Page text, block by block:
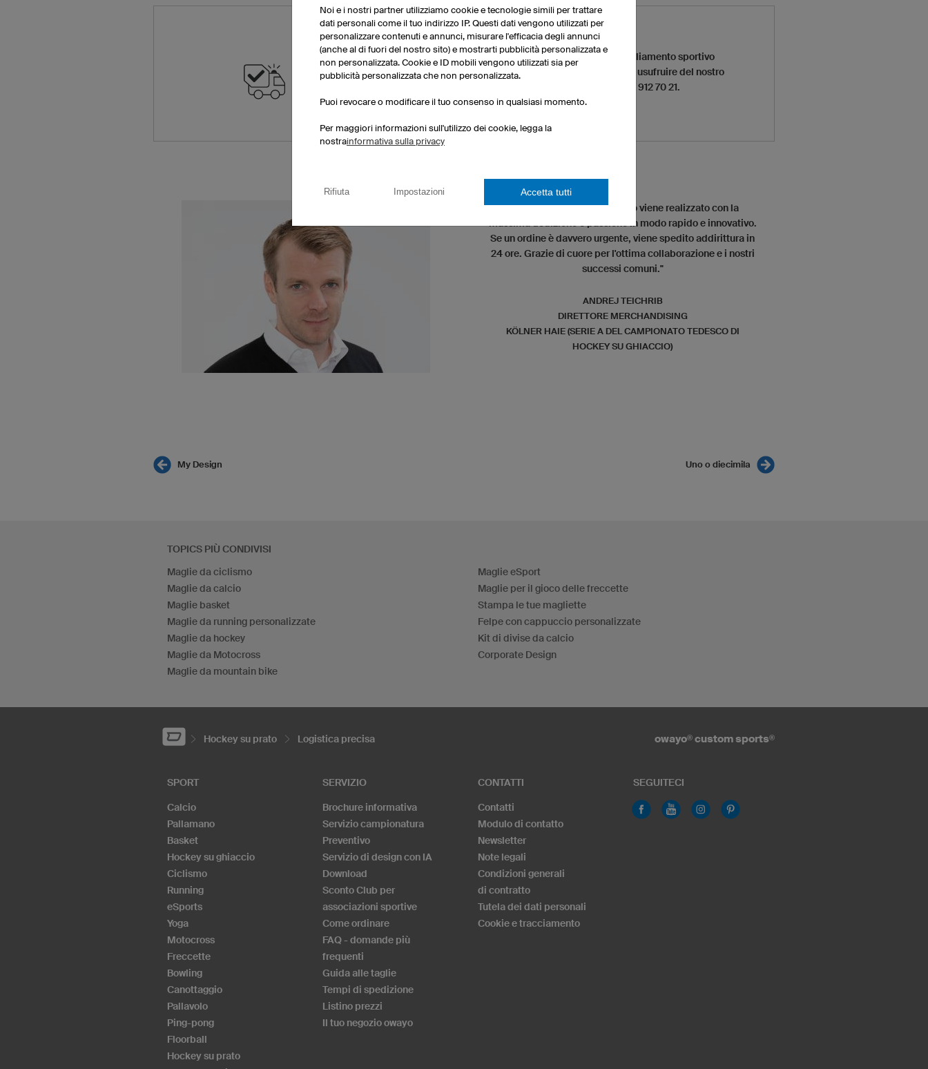
Produzione express
Se il tempo stringe e hai bisogno dei tuoi capi di abbigliamento sportivo
urgentemente o per un determinato giorno, allora puoi usufruire del nostro
o chiamarci allo +39 059 912 70 21.
"Ogni progetto, ogni prodotto viene realizzato con la
massima dedizione e passione in modo rapido e innovativo.
Se un ordine è davvero urgente, viene spedito addirittura in
24 ore. Grazie di cuore per l'ottima collaborazione e i nostri
successi comuni."
ANDREJ TEICHRIB
DIRETTORE MERCHANDISING
KÖLNER HAIE (SERIE A DEL CAMPIONATO TEDESCO DI
HOCKEY SU GHIACCIO)
My Design Uno o diecimila
TOPICS PIÙ CONDIVISI
Maglie da ciclismo
Maglie da calcio
Maglie basket
Maglie da running personalizzate
Maglie da hockey
Maglie da Motocross
Maglie da mountain bike
Maglie eSport
Maglie per il gioco delle freccette
Stampa le tue magliette
Felpe con cappuccio personalizzate
Kit di divise da calcio
Corporate Design
Hockey su prato Logistica precisa owayo® custom sports®
SPORT
Calcio
Pallamano
Basket
Hockey su ghiaccio
Ciclismo
Running
eSports
Yoga
Motocross
Freccette
Bowling
Canottaggio
Pallavolo
Ping-pong
Floorball
Hockey su prato
SERVIZIO
Brochure informativa
Servizio campionatura
Preventivo
Servizio di design con IA
Download
Sconto Club per
associazioni sportive
Come ordinare
FAQ - domande più
frequenti
Guida alle taglie
Tempi di spedizione
Listino prezzi
Il tuo negozio owayo
CONTATTI
Contatti
Modulo di contatto
Newsletter
Note legali
Condizioni generali
di contratto
Tutela dei dati personali
Cookie e tracciamento
SEGUITECI
Noi e i nostri partner utilizziamo cookie e tecnologie simili per trattare
dati personali come il tuo indirizzo IP. Questi dati vengono utilizzati per
personalizzare contenuti e annunci, misurare l'efficacia degli annunci
(anche al di fuori del nostro sito) e mostrarti pubblicità personalizzata e
non personalizzata. Cookie e ID mobili vengono utilizzati sia per
pubblicità personalizzata che non personalizzata.
Puoi revocare o modificare il tuo consenso in qualsiasi momento.
Per maggiori informazioni sull'utilizzo dei cookie, legga la
nostrainformativa sulla privacy
Rifiuta Impostazioni Accetta tutti